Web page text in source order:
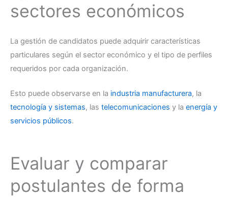
sectores económicos
La gestión de candidatos puede adquirir características
particulares según el sector económico y el tipo de perfiles
requeridos por cada organización.
Esto puede observarse en la industria manufacturera, la
tecnología y sistemas, las telecomunicaciones y la energía y
servicios públicos.
Evaluar y comparar
postulantes de forma